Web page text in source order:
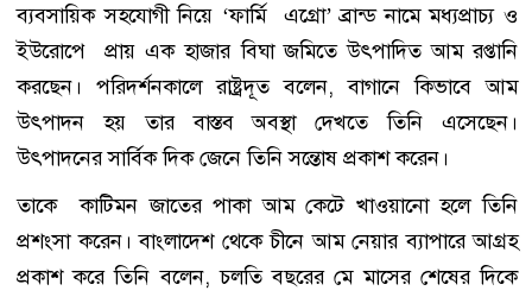
ব্যবসায়িক সহযোগী নিয়ে ‘ফার্মি এগ্রো’ ব্রান্ড নামে মধ্যপ্রাচ্য ও
ইউরোপে প্রায় এক হাজার বিঘা জমিতে উৎপাদিত আম রপ্তানি
করছেন। পরিদর্শনকালে রাষ্ট্রদূত বলেন, বাগানে কিভাবে আম
উৎপাদন হয় তার বাস্তব অবস্থা দেখতে তিনি এসেছেন।
উৎপাদনের সার্বিক দিক জেনে তিনি সন্তোষ প্রকাশ করেন।
তাকে কাটিমন জাতের পাকা আম কেটে খাওয়ানো হলে তিনি
প্রশংসা করেন। বাংলাদেশ থেকে চীনে আম নেয়ার ব্যাপারে আগ্রহ
প্রকাশ করে তিনি বলেন, চলতি বছরের মে মাসের শেষের দিকে